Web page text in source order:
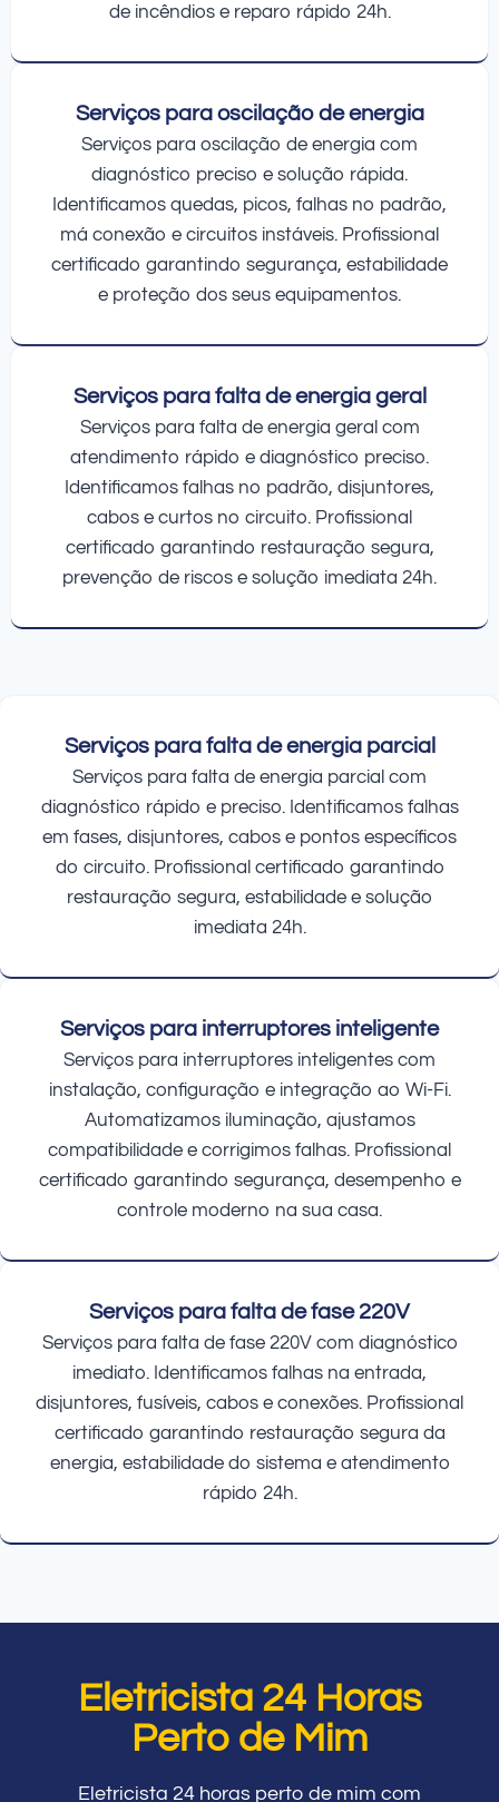
de incêndios e reparo rápido 24h.
Serviços para oscilação de energia
Serviços para oscilação de energia com
diagnóstico preciso e solução rápida.
Identificamos quedas, picos, falhas no padrão,
má conexão e circuitos instáveis. Profissional
certificado garantindo segurança, estabilidade
e proteção dos seus equipamentos.
Serviços para falta de energia geral
Serviços para falta de energia geral com
atendimento rápido e diagnóstico preciso.
Identificamos falhas no padrão, disjuntores,
cabos e curtos no circuito. Profissional
certificado garantindo restauração segura,
prevenção de riscos e solução imediata 24h.
Serviços para falta de energia parcial
Serviços para falta de energia parcial com
diagnóstico rápido e preciso. Identificamos falhas
em fases, disjuntores, cabos e pontos específicos
do circuito. Profissional certificado garantindo
restauração segura, estabilidade e solução
imediata 24h.
Serviços para interruptores inteligente
Serviços para interruptores inteligentes com
instalação, configuração e integração ao Wi-Fi.
Automatizamos iluminação, ajustamos
compatibilidade e corrigimos falhas. Profissional
certificado garantindo segurança, desempenho e
controle moderno na sua casa.
Serviços para falta de fase 220V
Serviços para falta de fase 220V com diagnóstico
imediato. Identificamos falhas na entrada,
disjuntores, fusíveis, cabos e conexões. Profissional
certificado garantindo restauração segura da
energia, estabilidade do sistema e atendimento
rápido 24h.
Eletricista 24 Horas
Perto de Mim
Eletricista 24 horas perto de mim com